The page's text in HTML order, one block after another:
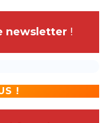
newsletter !